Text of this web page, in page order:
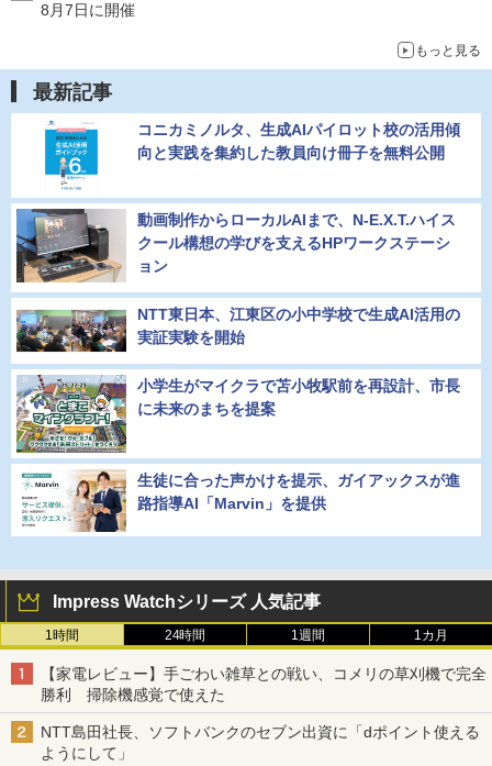
8月7日に開催
もっと見る
最新記事
コニカミノルタ、生成AIパイロット校の活用傾
向と実践を集約した教員向け冊子を無料公開
動画制作からローカルAIまで、N-E.X.T.ハイス
クール構想の学びを支えるHPワークステーシ
ョン
NTT東日本、江東区の小中学校で生成AI活用の
実証実験を開始
小学生がマイクラで苫小牧駅前を再設計、市長
に未来のまちを提案
生徒に合った声かけを提示、ガイアックスが進
路指導AI「Marvin」を提供
Impress Watchシリーズ 人気記事
1時間 24時間 1週間 1カ月
【家電レビュー】手ごわい雑草との戦い、コメリの草刈機で完全
勝利 掃除機感覚で使えた
NTT島田社長、ソフトバンクのセブン出資に「dポイント使える
ようにして」